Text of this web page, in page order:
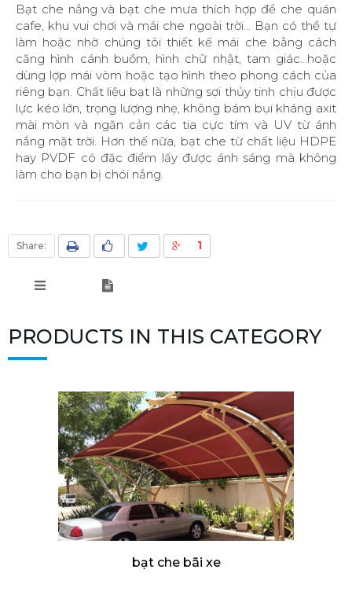
Bạt che nắng và bạt che mưa thích hợp để che quán
cafe, khu vui chơi và mái che ngoài trời... Bạn có thể tự
làm hoặc nhờ chúng tôi thiết kế mái che bằng cách
căng hình cánh buồm, hình chữ nhật, tam giác...hoặc
dùng lợp mái vòm hoặc tạo hình theo phong cách của
riêng bạn. Chất liệu bạt là những sợi thủy tinh chịu được
lực kéo lớn, trọng lượng nhẹ, không bám bụi kháng axit
mài mòn và ngăn cản các tia cực tím và UV từ ánh
nắng mặt trời. Hơn thế nữa, bạt che từ chất liệu HDPE
hay PVDF có đặc điểm lấy được ánh sáng mà không
làm cho bạn bị chói nắng.
Share: 1
PRODUCTS IN THIS CATEGORY
bạt che bãi xe